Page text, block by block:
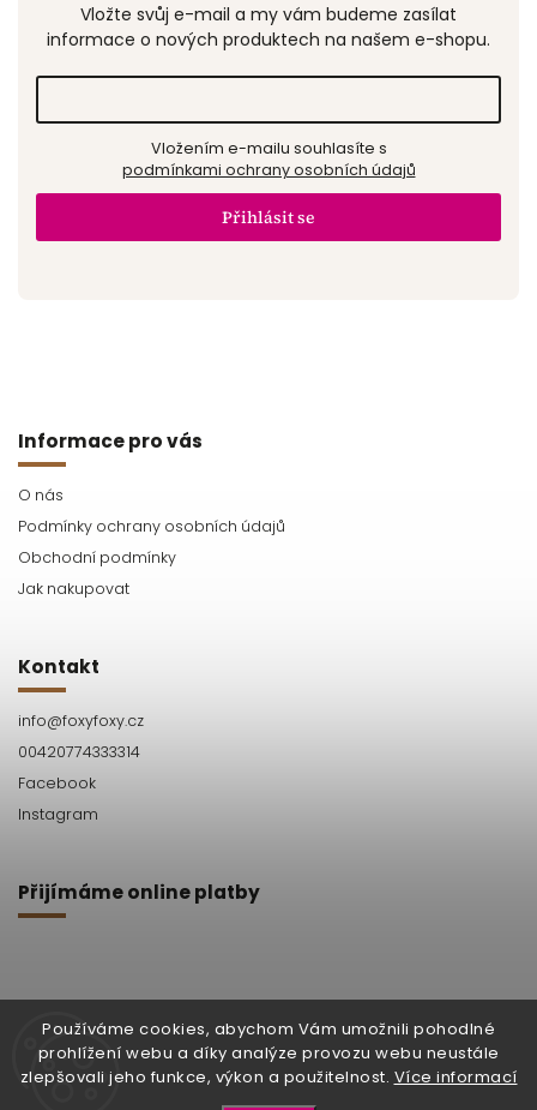
Používáme cookies, abychom Vám umožnili pohodlné
prohlížení webu a díky analýze provozu webu neustále
zlepšovali jeho funkce, výkon a použitelnost. Více informací
Vložte svůj e-mail a my vám budeme zasílat
informace o nových produktech na našem e-shopu.
podmínkami ochrany osobních údajů
Přihlásit se
Informace pro vás
O nás
Podmínky ochrany osobních údajů
Obchodní podmínky
Jak nakupovat
Kontakt
info@foxyfoxy.cz
00420774333314
Facebook
Instagram
Přijímáme online platby
FacebookInstagram